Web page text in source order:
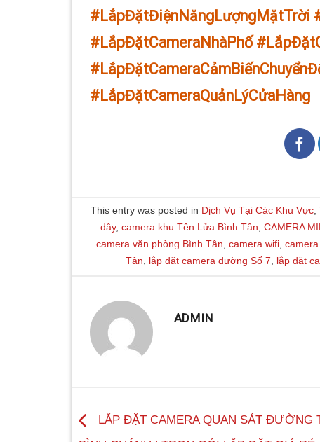
#LắpĐặtĐiệnNăngLượngMặtTrời
#LắpĐặtCameraNhàPhố
#LắpĐặtCameraQuảnLýCửaHàng
This entry was posted in Dịch Vụ Tại Các Khu Vực
dây, camera khu Tên Lửa Bình Tân CAMERA
camera văn phòng Bình Tân camera wifi
Tân
lắp đặt camera đường Số 7 lắp đặt
ADMIN
LẮP ĐẶT CAMERA QUAN SÁT ĐƯỜNG